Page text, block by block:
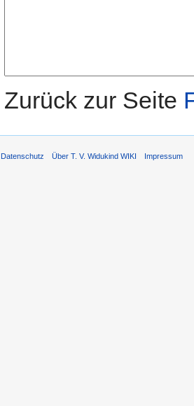
Zurück zur Seite
Datenschutz Über T. V. Widukind WIKI Impressum